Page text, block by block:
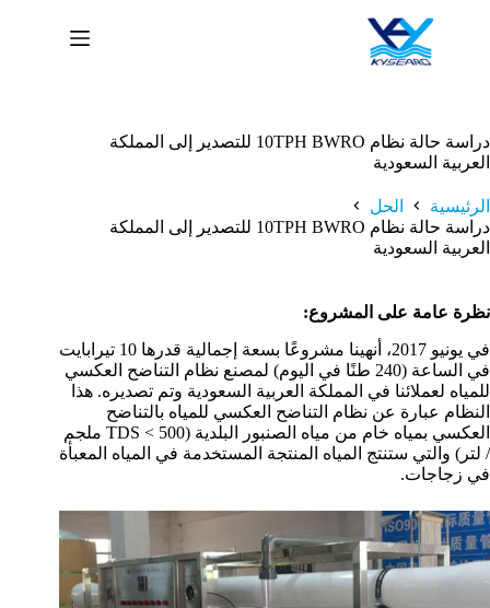
دراسة حالة نظام 10TPH BWRO للتصدير إلى المملكة
العربية السعودية
الرئيسية
الحل
دراسة حالة نظام 10TPH BWRO للتصدير إلى المملكة
العربية السعودية
نظرة عامة على المشروع:
في يونيو 2017، أنهينا مشروعًا بسعة إجمالية قدرها 10 تيرابايت
في الساعة (240 طنًا في اليوم) لمصنع نظام التناضح العكسي
للمياه لعملائنا في المملكة العربية السعودية وتم تصديره. هذا
النظام عبارة عن نظام التناضح العكسي للمياه بالتناضح
العكسي بمياه خام من مياه الصنبور البلدية (TDS < 500 ملجم
/ لتر) والتي ستنتج المياه المنتجة المستخدمة في المياه المعبأة
في زجاجات.